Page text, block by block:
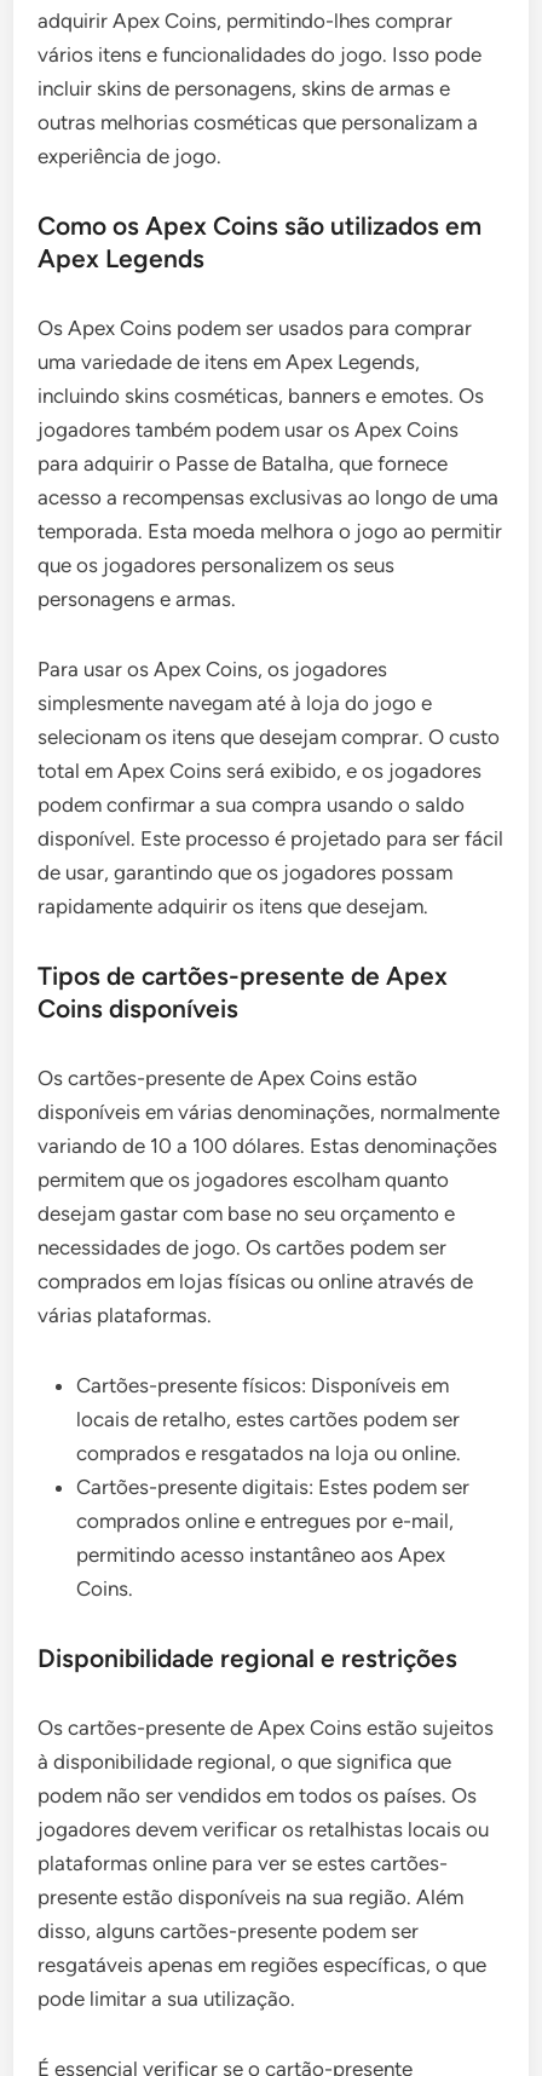
adquirir Apex Coins, permitindo-lhes comprar
vários itens e funcionalidades do jogo. Isso pode
incluir skins de personagens, skins de armas e
outras melhorias cosméticas que personalizam a
experiência de jogo.
Como os Apex Coins são utilizados em
Apex Legends
Os Apex Coins podem ser usados para comprar
uma variedade de itens em Apex Legends,
incluindo skins cosméticas, banners e emotes. Os
jogadores também podem usar os Apex Coins
para adquirir o Passe de Batalha, que fornece
acesso a recompensas exclusivas ao longo de uma
temporada. Esta moeda melhora o jogo ao permitir
que os jogadores personalizem os seus
personagens e armas.
Para usar os Apex Coins, os jogadores
simplesmente navegam até à loja do jogo e
selecionam os itens que desejam comprar. O custo
total em Apex Coins será exibido, e os jogadores
podem confirmar a sua compra usando o saldo
disponível. Este processo é projetado para ser fácil
de usar, garantindo que os jogadores possam
rapidamente adquirir os itens que desejam.
Tipos de cartões-presente de Apex
Coins disponíveis
Os cartões-presente de Apex Coins estão
disponíveis em várias denominações, normalmente
variando de 10 a 100 dólares. Estas denominações
permitem que os jogadores escolham quanto
desejam gastar com base no seu orçamento e
necessidades de jogo. Os cartões podem ser
comprados em lojas físicas ou online através de
várias plataformas.
Cartões-presente físicos: Disponíveis em
locais de retalho, estes cartões podem ser
comprados e resgatados na loja ou online.
Cartões-presente digitais: Estes podem ser
comprados online e entregues por e-mail,
permitindo acesso instantâneo aos Apex
Coins.
Disponibilidade regional e restrições
Os cartões-presente de Apex Coins estão sujeitos
à disponibilidade regional, o que significa que
podem não ser vendidos em todos os países. Os
jogadores devem verificar os retalhistas locais ou
plataformas online para ver se estes cartões-
presente estão disponíveis na sua região. Além
disso, alguns cartões-presente podem ser
resgatáveis apenas em regiões específicas, o que
pode limitar a sua utilização.
É essencial verificar se o cartão-presente